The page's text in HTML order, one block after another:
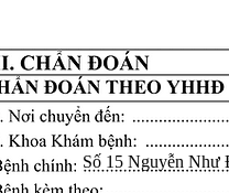
Số 15 Nguyễn Như